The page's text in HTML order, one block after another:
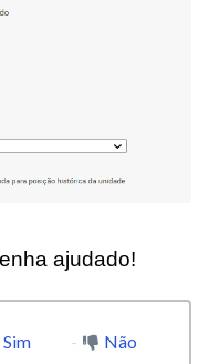
ajudado!
Sim Não